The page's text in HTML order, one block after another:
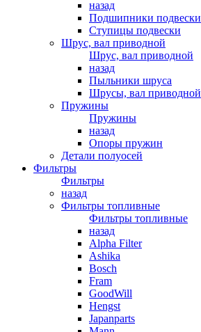
назад
Подшипники подвески
Ступицы подвески
Шрус, вал приводной
Шрус, вал приводной
назад
Пыльники шруса
Шрусы, вал приводной
Пружины
Пружины
назад
Опоры пружин
Детали полуосей
Фильтры
Фильтры
назад
Фильтры топливные
Фильтры топливные
назад
Alpha Filter
Ashika
Bosch
Fram
GoodWill
Hengst
Japanparts